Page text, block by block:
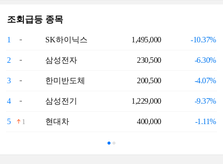
조회급등 종목
1 SK하이닉스 1,495,000 -10.37%
2 삼성전자 230,500 -6.30%
3 한미반도체 200,500 -4.07%
4 삼성전기 1,229,000 -9.37%
5 1 현대차 400,000 -1.11%